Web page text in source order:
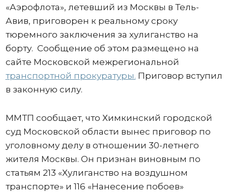
«Аэрофлота», летевший из Москвы в Тель-
Авив, приговорен к реальному сроку
тюремного заключения за хулиганство на
борту. Сообщение об этом размещено на
сайте Московской межрегиональной
транспортной прокуратуры. Приговор вступил
в законную силу.
ММТП сообщает, что Химкинский городской
суд Московской области вынес приговор по
уголовному делу в отношении 30-летнего
жителя Москвы. Он признан виновным по
статьям 213 «Хулиганство на воздушном
транспорте» и 116 «Нанесение побоев»